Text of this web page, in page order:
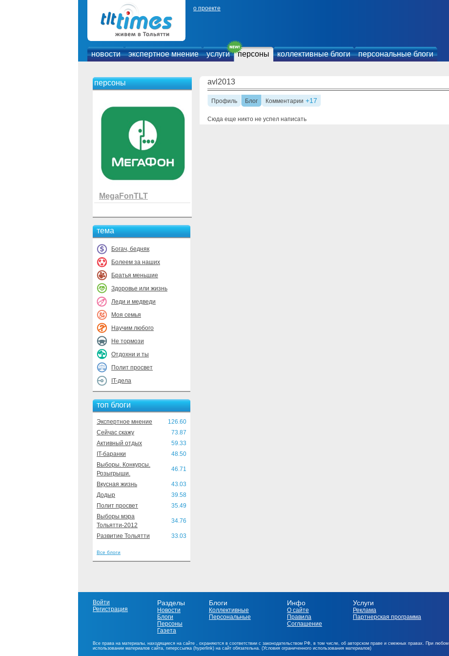
о проекте
новости экспертное мнение услуги персоны коллективные блоги персональные блоги
персоны
MegaFonTLT
тема
Богач, бедняк
Болеем за наших
Братья меньшие
Здоровье или жизнь
Леди и медведи
Моя семья
Научим любого
Не тормози
Отдохни и ты
Полит просвет
IT-дела
топ блоги
Экспертное мнение
126.60
Сейчас скажу
73.87
Активный отдых
59.33
IT-баранки
48.50
Выборы. Конкурсы.
Розыгрыши.
46.71
Вкусная жизнь
43.03
Додыр
39.58
Полит просвет
35.49
Выборы мэра
Тольятти-2012
34.76
Развитие Тольятти 33.03
Все блоги
avl2013
Профиль Блог Комментарии +17
Сюда еще никто не успел написать
Войти
Регистрация
Разделы
Новости
Блоги
Персоны
Газета
Блоги
Коллективные
Персональные
Инфо
О сайте
Правила
Соглашение
Услуги
Реклама
Партнерская программа
Все права на материалы, находящиеся на сайте , охраняются в соответствии с законодательством РФ, в том числе, об авторском праве и смежных правах. При любом
использовании материалов сайта, гиперссылка (hyperlink) на сайт обязательна. (Условия ограниченного использования материалов)